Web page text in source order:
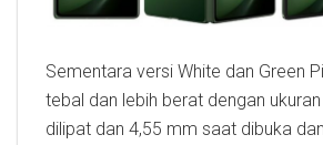
Sementara versi White dan Green
tebal dan lebih berat dengan
dilipat dan 4,55 mm saat dibuka